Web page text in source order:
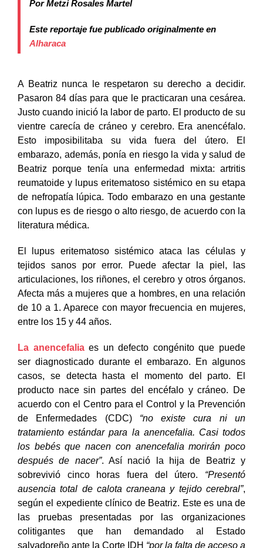
Por Metzi Rosales Martel
Este reportaje fue publicado originalmente en
Alharaca
A Beatriz nunca le respetaron su derecho a decidir.
Pasaron 84 días para que le practicaran una cesárea.
Justo cuando inició la labor de parto. El producto de su
vientre carecía de cráneo y cerebro. Era anencéfalo.
Esto imposibilitaba su vida fuera del útero. El
embarazo, además, ponía en riesgo la vida y salud de
Beatriz porque tenía una enfermedad mixta: artritis
reumatoide y lupus eritematoso sistémico en su etapa
de nefropatía lúpica. Todo embarazo en una gestante
con lupus es de riesgo o alto riesgo, de acuerdo con la
literatura médica.
El lupus eritematoso sistémico ataca las células y
tejidos sanos por error. Puede afectar la piel, las
articulaciones, los riñones, el cerebro y otros órganos.
Afecta más a mujeres que a hombres, en una relación
de 10 a 1. Aparece con mayor frecuencia en mujeres,
entre los 15 y 44 años.
La anencefaliaes un defecto congénito que puede
ser diagnosticado durante el embarazo. En algunos
casos, se detecta hasta el momento del parto. El
producto nace sin partes del encéfalo y cráneo. De
acuerdo con el Centro para el Control y la Prevención
de Enfermedades (CDC)“no existe cura ni un
tratamiento estándar para la anencefalia. Casi todos
los bebés que nacen con anencefalia morirán poco
después de nacer” . Así nació la hija de Beatriz y
sobrevivió cinco horas fuera del útero.
“Presentó
ausencia total de calota craneana y tejido cerebral” ,
según el expediente clínico de Beatriz. Este es una de
las pruebas presentadas por las organizaciones
colitigantes que han demandado al Estado